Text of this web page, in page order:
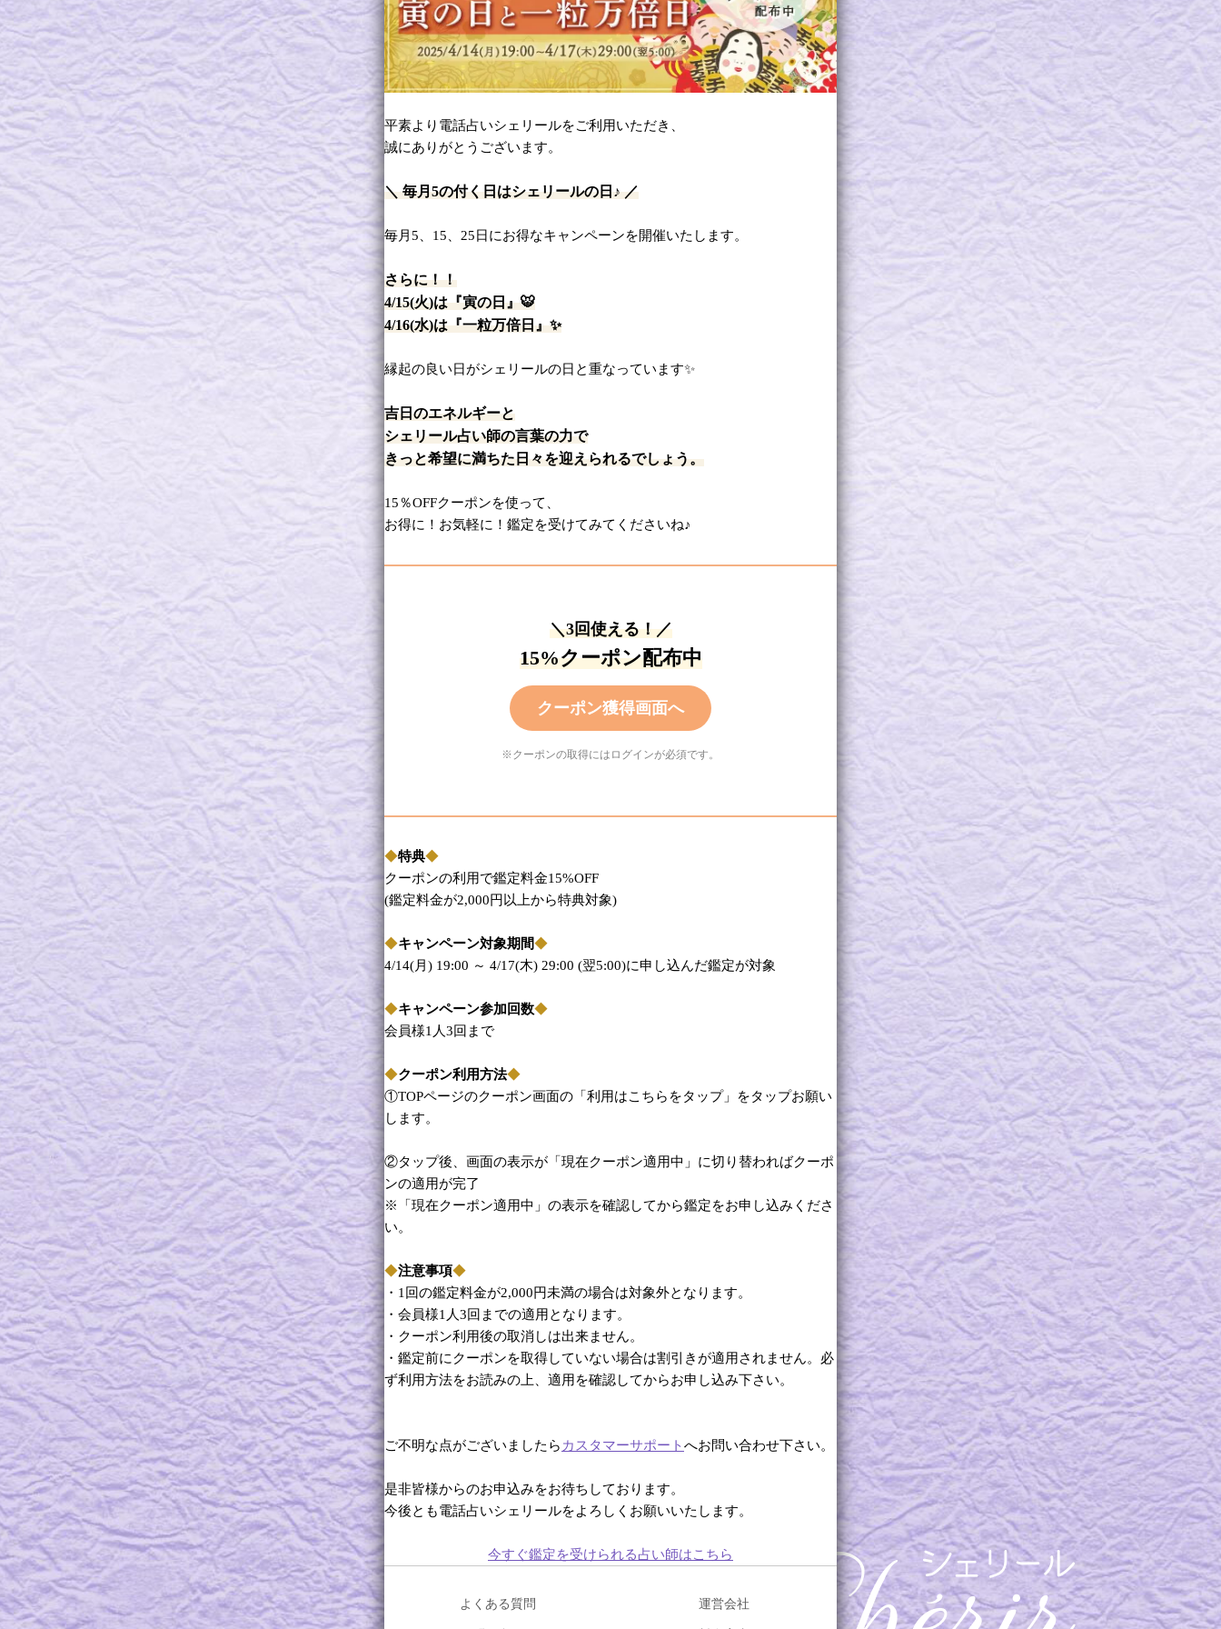
平素より電話占いシェリールをご利用いただき、
誠にありがとうございます。
＼ 毎月5の付く日はシェリールの日♪ ／
毎月5、15、25日にお得なキャンペーンを開催いたします。
さらに！！
4/15(火)は『寅の日』🐯
4/16(水)は『一粒万倍日』✨
縁起の良い日がシェリールの日と重なっています✨
吉日のエネルギーと
シェリール占い師の言葉の力で
きっと希望に満ちた日々を迎えられるでしょう。
15％OFFクーポンを使って、
お得に！お気軽に！鑑定を受けてみてくださいね♪
＼3回使える！／
15%クーポン配布中
クーポン獲得画面へ
※クーポンの取得にはログインが必須です。
◆特典◆
クーポンの利用で鑑定料金15%OFF
(鑑定料金が2,000円以上から特典対象)
◆キャンペーン対象期間◆
4/14(月) 19:00 ～ 4/17(木) 29:00 (翌5:00)に申し込んだ鑑定が対象
◆キャンペーン参加回数◆
会員様1人3回まで
◆クーポン利用方法◆
①TOPページのクーポン画面の「利用はこちらをタップ」をタップお願い
します。
②タップ後、画面の表示が「現在クーポン適用中」に切り替わればクーポ
ンの適用が完了
※「現在クーポン適用中」の表示を確認してから鑑定をお申し込みくださ
い。
◆注意事項◆
・1回の鑑定料金が2,000円未満の場合は対象外となります。
・会員様1人3回までの適用となります。
・クーポン利用後の取消しは出来ません。
・鑑定前にクーポンを取得していない場合は割引きが適用されません。必
ず利用方法をお読みの上、適用を確認してからお申し込み下さい。
ご不明な点がございましたら カスタマーサポートへお問い合わせ下さい。
是非皆様からのお申込みをお待ちしております。
今後とも電話占いシェリールをよろしくお願いいたします。
今すぐ鑑定を受けられる占い師はこちら
よくある質問
運営会社